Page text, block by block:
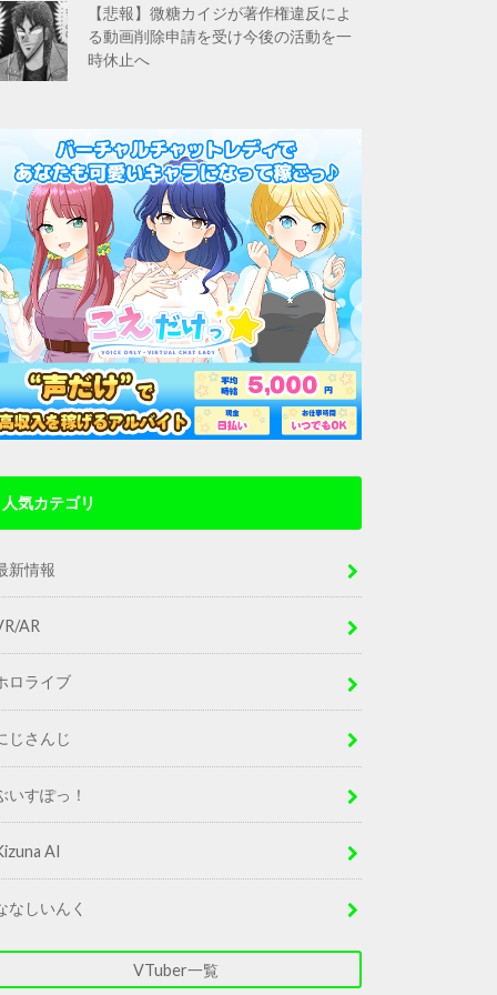
【悲報】微糖カイジが著作権違反によ
る動画削除申請を受け今後の活動を一
時休止へ
人気カテゴリ
新情報
AR
ロライブ
じさんじ
いすぽっ！
AI
なしいんく
VTuber一覧